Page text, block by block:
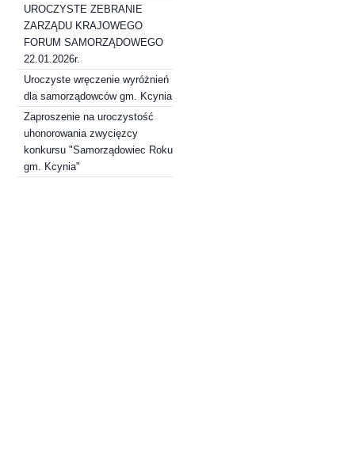
UROCZYSTE ZEBRANIE
ZARZĄDU KRAJOWEGO
FORUM SAMORZĄDOWEGO
22.01.2026r.
Uroczyste wręczenie wyróżnień
dla samorządowców gm. Kcynia
Zaproszenie na uroczystość
uhonorowania zwycięzcy
konkursu "Samorządowiec Roku
gm. Kcynia"